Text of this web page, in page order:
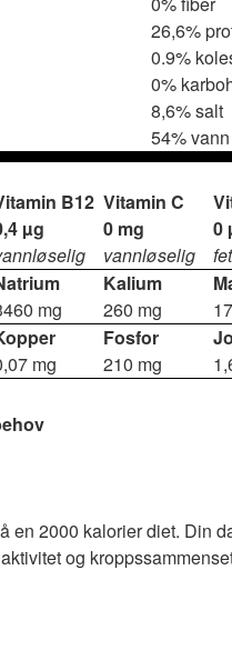
26,6%
0.9%
0%
8,6% salt
54% vann
B12
µg
Vitamin C
0 mg
vannløselig
0
mg
Kalium
260 mg
mg
Fosfor
210 mg
en 2000 kalorier diet. Din
og